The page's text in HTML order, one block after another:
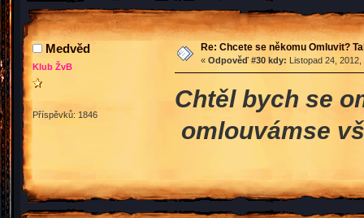
Medvěd
Klub ŽvB
Příspěvků: 1846
Re: Chcete se někomu Omluvit?
« Odpověď #30 kdy: Listopad 24,
Chtěl bych se
omlouvámse